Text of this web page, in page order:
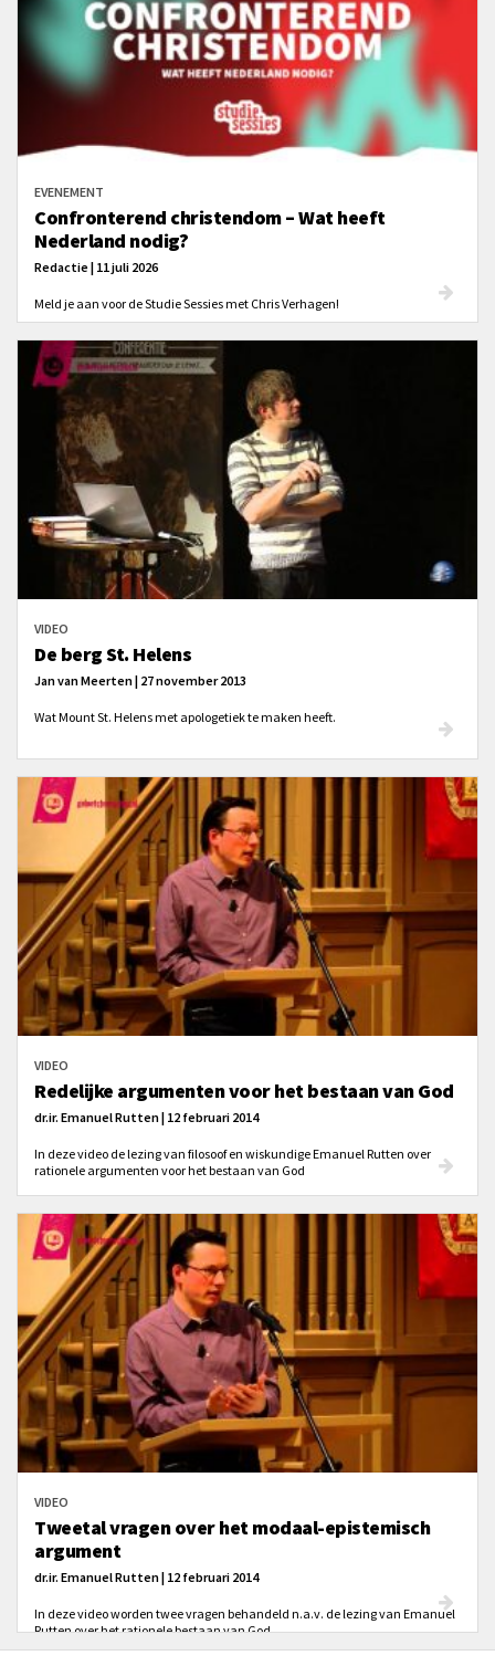
EVENEMENT
Confronterend christendom – Wat heeft
Nederland nodig?
Redactie | 11 juli 2026
Meld je aan voor de Studie Sessies met Chris Verhagen!
VIDEO
De berg St. Helens
Jan van Meerten | 27 november 2013
Wat Mount St. Helens met apologetiek te maken heeft.
VIDEO
Redelijke argumenten voor het bestaan van God
dr.ir. Emanuel Rutten | 12 februari 2014
In deze video de lezing van filosoof en wiskundige Emanuel Rutten over
rationele argumenten voor het bestaan van God
VIDEO
Tweetal vragen over het modaal-epistemisch
argument
dr.ir. Emanuel Rutten | 12 februari 2014
In deze video worden twee vragen behandeld n.a.v. de lezing van Emanuel
Rutten over het rationele bestaan van God.